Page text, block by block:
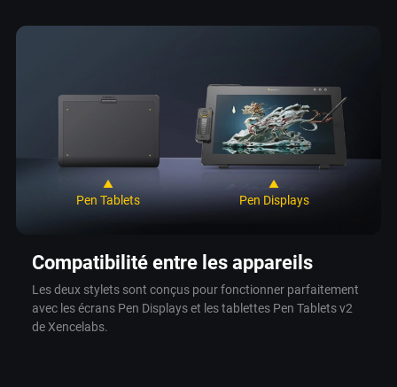
Compatibilité entre les appareils
Les deux stylets sont conçus pour fonctionner parfaitement
avec les écrans Pen Displays et les tablettes Pen Tablets v2
de Xencelabs.
▲
Pen Tablets
▲
Pen Displays